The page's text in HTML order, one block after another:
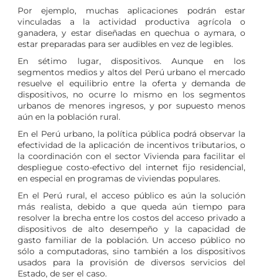
Por ejemplo, muchas aplicaciones podrán estar
vinculadas a la actividad productiva agrícola o
ganadera, y estar diseñadas en quechua o aymara, o
estar preparadas para ser audibles en vez de legibles.
En sétimo lugar, dispositivos. Aunque en los
segmentos medios y altos del Perú urbano el mercado
resuelve el equilibrio entre la oferta y demanda de
dispositivos, no ocurre lo mismo en los segmentos
urbanos de menores ingresos, y por supuesto menos
aún en la población rural.
En el Perú urbano, la política pública podrá observar la
efectividad de la aplicación de incentivos tributarios, o
la coordinación con el sector Vivienda para facilitar el
despliegue costo-efectivo del internet fijo residencial,
en especial en programas de viviendas populares.
En el Perú rural, el acceso público es aún la solución
más realista, debido a que queda aún tiempo para
resolver la brecha entre los costos del acceso privado a
dispositivos de alto desempeño y la capacidad de
gasto familiar de la población. Un acceso público no
sólo a computadoras, sino también a los dispositivos
usados para la provisión de diversos servicios del
Estado, de ser el caso.